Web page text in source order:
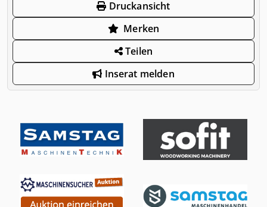
Druckansicht
Merken
Teilen
Inserat melden